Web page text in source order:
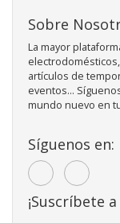
Sobre
La mayor
artículos de
eventos...
mundo nuevo en
Síguenos en:
¡Suscríbete